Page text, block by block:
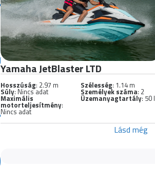
Yamaha JetBlaster LTD
Hosszúság: 2.97 m Szélesség: 1.14 m
Súly: Nincs adat Személyek száma: 2
Maximális
motorteljesítmény:
Nincs adat
Üzemanyagtartály: 50 l
Lásd még